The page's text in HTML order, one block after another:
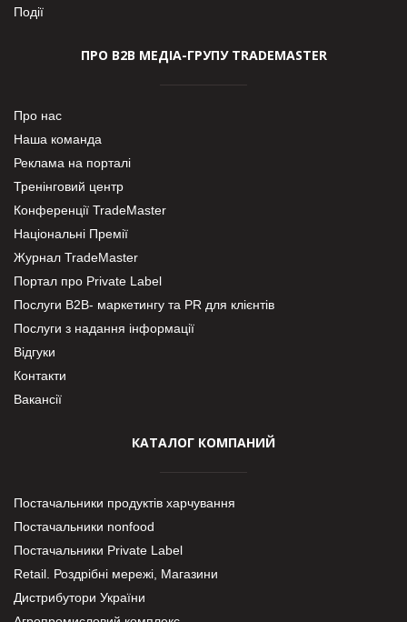
Події
ПРО В2В МЕДІА-ГРУПУ TRADEMASTER
Про нас
Наша команда
Реклама на порталі
Тренінговий центр
Конференції TradeMaster
Національні Премії
Журнал TradeMaster
Портал про Private Label
Послуги В2В- маркетингу та PR для клієнтів
Послуги з надання інформації
Відгуки
Контакти
Вакансії
КАТАЛОГ КОМПАНИЙ
Постачальники продуктів харчування
Постачальники nonfood
Постачальники Private Label
Retail. Роздрібні мережі, Магазини
Дистрибутори України